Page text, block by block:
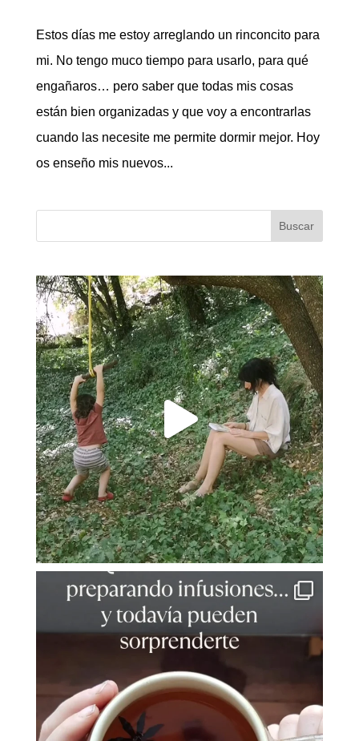
Estos días me estoy arreglando un rinconcito para
mi. No tengo muco tiempo para usarlo, para qué
engañaros… pero saber que todas mis cosas
están bien organizadas y que voy a encontrarlas
cuando las necesite me permite dormir mejor. Hoy
os enseño mis nuevos...
Buscar